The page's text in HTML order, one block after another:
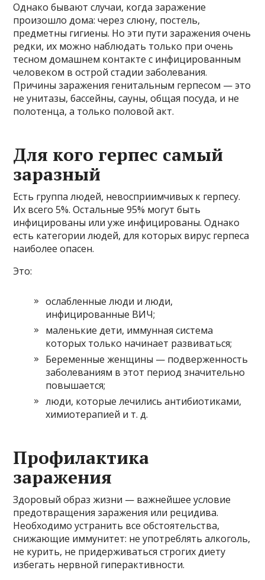
Однако бывают случаи, когда заражение
произошло дома: через слюну, постель,
предметны гигиены. Но эти пути заражения очень
редки, их можно наблюдать только при очень
тесном домашнем контакте с инфицированным
человеком в острой стадии заболевания.
Причины заражения генитальным герпесом — это
не унитазы, бассейны, сауны, общая посуда, и не
полотенца, а только половой акт.
Для кого герпес самый
заразный
Есть группа людей, невосприимчивых к герпесу.
Их всего 5%. Остальные 95% могут быть
инфицированы или уже инфицированы. Однако
есть категории людей, для которых вирус герпеса
наиболее опасен.
Это:
ослабленные люди и люди,
инфицированные ВИЧ;
маленькие дети, иммунная система
которых только начинает развиваться;
Беременные женщины — подверженность
заболеваниям в этот период значительно
повышается;
люди, которые лечились антибиотиками,
химиотерапией и т. д.
Профилактика
заражения
Здоровый образ жизни — важнейшее условие
предотвращения заражения или рецидива.
Необходимо устранить все обстоятельства,
снижающие иммунитет: не употреблять алкоголь,
не курить, не придерживаться строгих диету
избегать нервной гиперактивности.